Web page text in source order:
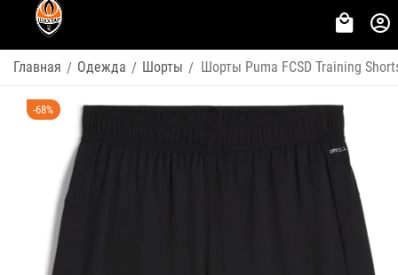
Главная / Одежда / Шорты / Шорты Puma FCSD Training
-68%